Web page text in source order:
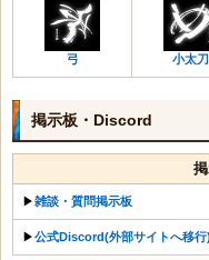
弓 小太刀
掲示板・Discord
▶︎雑談・質問掲示板
▶︎公式Discord(外部サイトへ移行)